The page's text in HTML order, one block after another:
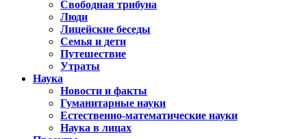
Свободная трибуна
Люди
Лицейские беседы
Семья и дети
Путешествие
Утраты
Наука
Новости и факты
Гуманитарные науки
Естественно-математические науки
Наука в лицах